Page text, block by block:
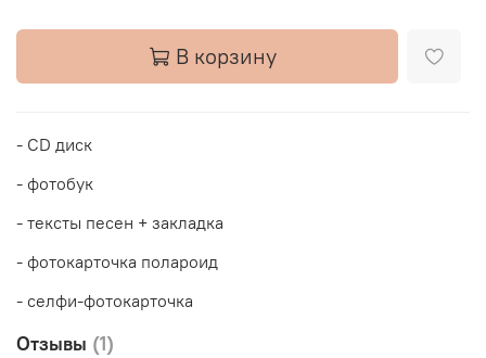
В корзину
- CD диск
- фотобук
- тексты песен + закладка
- фотокарточка полароид
- селфи-фотокарточка
Отзывы (1)